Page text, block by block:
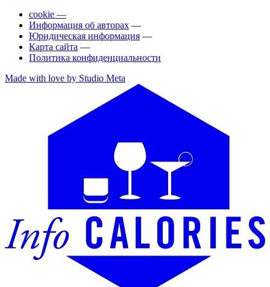
cookie —
Информация об авторах —
Юридическая информация —
Карта сайта —
Политика конфиденциальности
Made with love by Studio Meta